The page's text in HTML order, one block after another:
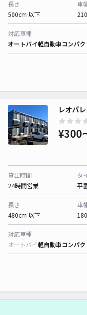
長さ
500cm 以下
車
対応車種
オートバイ軽自動車コンパ
レオパ
¥300
貸出時間
24時間営業
タ
平
長さ
480cm 以下
車
対応車種
オートバイ軽自動車コンパ